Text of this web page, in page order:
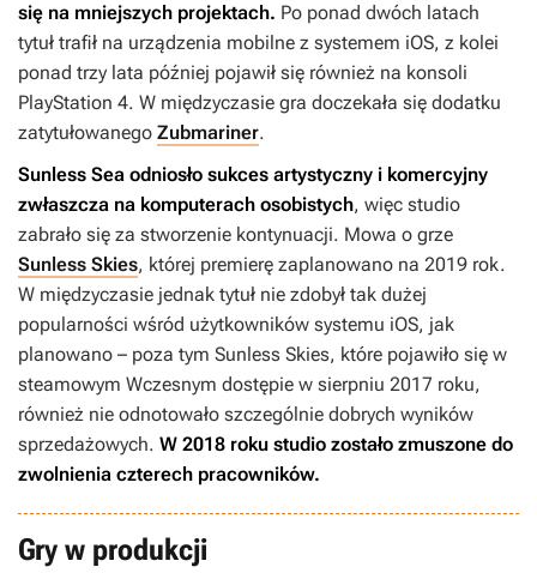
się na mniejszych projektach. Po ponad dwóch latach
tytuł trafił na urządzenia mobilne z systemem iOS, z kolei
ponad trzy lata później pojawił się również na konsoli
PlayStation 4. W międzyczasie gra doczekała się dodatku
zatytułowanego Zubmariner.
Sunless Sea odniosło sukces artystyczny i komercyjny
zwłaszcza na komputerach osobistych, więc studio
zabrało się za stworzenie kontynuacji. Mowa o grze
Sunless Skies, której premierę zaplanowano na 2019 rok.
W międzyczasie jednak tytuł nie zdobył tak dużej
popularności wśród użytkowników systemu iOS, jak
planowano – poza tym Sunless Skies, które pojawiło się w
steamowym Wczesnym dostępie w sierpniu 2017 roku,
również nie odnotowało szczególnie dobrych wyników
sprzedażowych. W 2018 roku studio zostało zmuszone do
zwolnienia czterech pracowników.
Gry w produkcji